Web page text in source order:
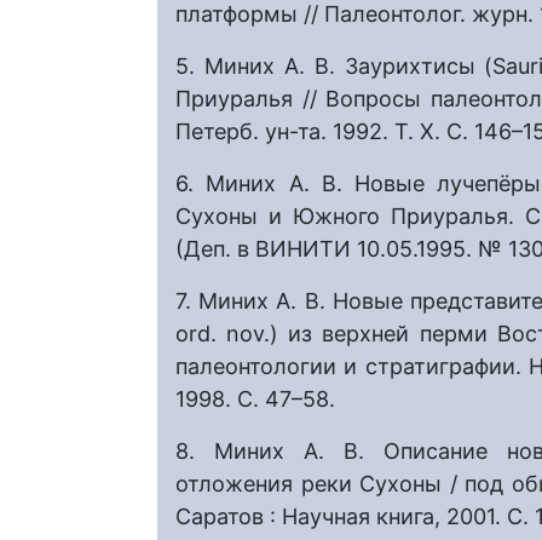
платформы // Палеонтолог.
5. Миних А. В. Заурихтисы
Приуралья // Вопросы
Петерб. ун-та. 1992. Т. Х. С.
6. Миних А. В. Новые
Сухоны и Южного Приуралья.
(Деп. в ВИНИТИ 10.05.1995. №
7. Миних А. В. Новые
ord. nov.) из верхней перми
палеонтологии и
1998. С. 47–58.
8. Миних А. В. Описание
отложения реки Сухоны / под
Саратов : Научная книга, 2001. С.